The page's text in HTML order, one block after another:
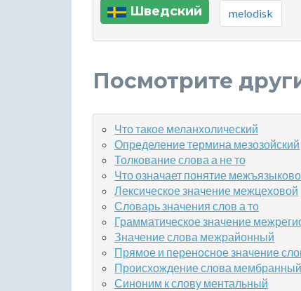
Шведский melodisk
Посмотрите
Что такое меланхолический
Определение термина мезозойский
Толкование слова а не то
Что означает понятие
Лексическое значение межцеховой
Словарь значения слов а то
Грамматическое значение
Значение слова межрайонный
Прямое и переносное значение
Происхождение слова мембранный
Синоним к слову ментальный